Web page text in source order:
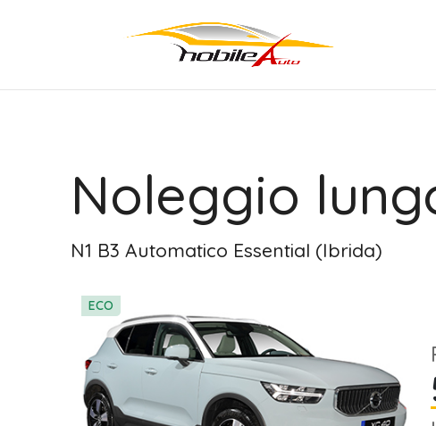
Noleggio
N1 B3 Automatico Essential (Ibrida)
ECO